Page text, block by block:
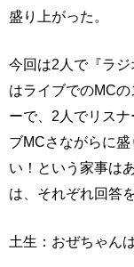
盛り上がった。
今回は2人で『ラ
はライブでのMC
ーで、2人でリス
ブMCさながらに
い！という家事は
は、それぞれ回答
土生：おぜちゃん